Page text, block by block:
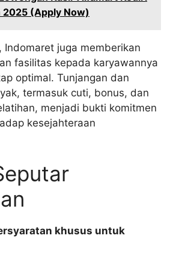
2025 (Apply Now)
Indomaret juga memberikan
fasilitas kepada karyawannya
optimal. Tunjangan dan
termasuk cuti, bonus, dan
menjadi bukti komitmen
kesejahteraan
khusus untuk